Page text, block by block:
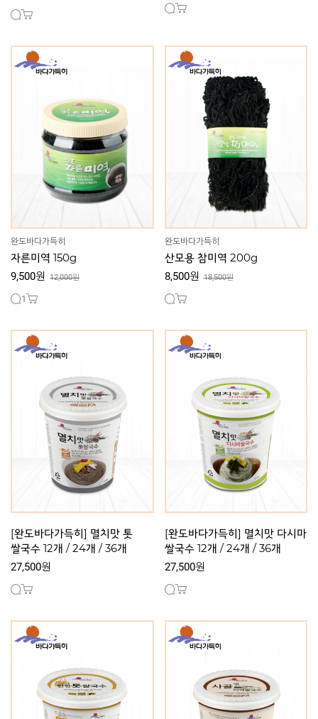
완도바다가득히
자른미역 150g
9,500원 12,000원
1
완도바다가득히
산모용 참미역 200g
8,500원 18,500원
[완도바다가득히] 멸치맛 톳
쌀국수 12개 / 24개 / 36개
27,500원
[완도바다가득히] 멸치맛 다시마
쌀국수 12개 / 24개 / 36개
27,500원